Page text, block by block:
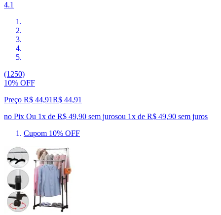
4.1
(1250)
10% OFF
Preço R$ 44,91R$ 44,91
no Pix Ou 1x de R$ 49,90 sem jurosou 1x de R$ 49,90 sem juros
Cupom 10% OFF